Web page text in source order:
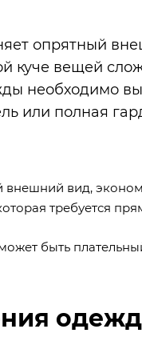
опрятный
куче вещей
необходимо
или полная
внешний вид,
требуется
быть